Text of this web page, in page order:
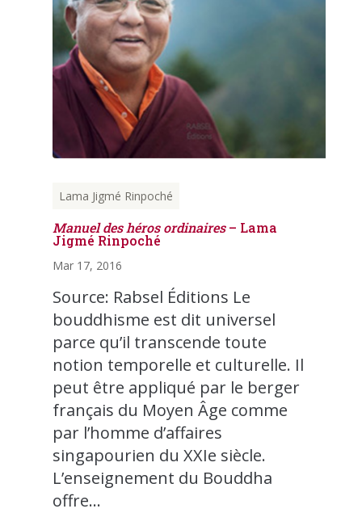
Lama Jigmé Rinpoché
Manuel des héros ordinaires– Lama
Jigmé Rinpoché
Mar 17, 2016
Source: Rabsel Éditions Le
bouddhisme est dit universel
parce qu’il transcende toute
notion temporelle et culturelle. Il
peut être appliqué par le berger
français du Moyen Âge comme
par l’homme d’affaires
singapourien du XXIe siècle.
L’enseignement du Bouddha
offre...